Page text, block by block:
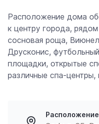
Расположение дома
к центру города,
сосновая роща,
Друсконис,
площадки, открытые
различные спа-центры,